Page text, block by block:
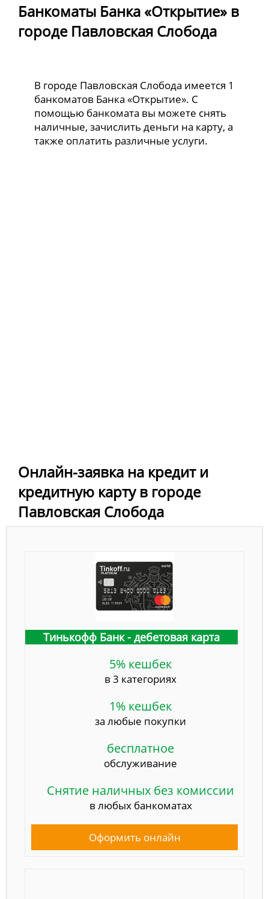
Банкоматы Банка «Открытие» в
городе Павловская Слобода
В городе Павловская Слобода имеется 1
банкоматов Банка «Открытие». С
помощью банкомата вы можете снять
наличные, зачислить деньги на карту, а
также оплатить различные услуги.
Онлайн-заявка на кредит и
кредитную карту в городе
Павловская Слобода
Тинькофф Банк - дебетовая карта
5% кешбек
в 3 категориях
1% кешбек
за любые покупки
бесплатное
обслуживание
Снятие наличных без комиссии
в любых банкоматах
Оформить онлайн